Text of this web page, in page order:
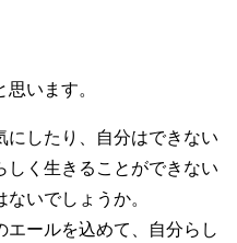
います。
にしたり、自分はできない
しく生きることができない
いでしょうか。
ールを込めて、自分らし